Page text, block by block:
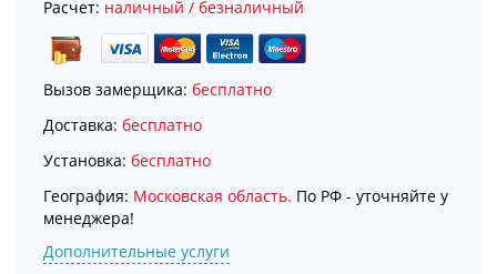
Расчет: наличный / безналичный
Вызов замерщика: бесплатно
Доставка: бесплатно
Установка: бесплатно
География: Московская область. По РФ - уточняйте у
менеджера!
Дополнительные услуги